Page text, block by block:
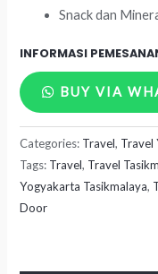
Snack dan
INFORMASI
BUY VIA
Yogyakarta
-
Tasikmalaya
quantity
Categories: Travel, Travel
Tags: Travel, Travel
Yogyakarta Tasikmalaya,
Door